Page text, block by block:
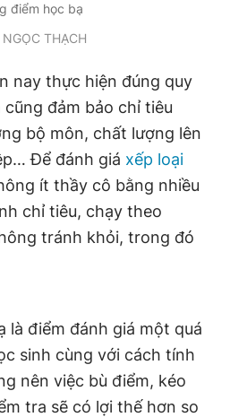
điểm học bạ
THẠCH
nay thực hiện đúng quy
đảm bảo chỉ tiêu
bộ môn, chất lượng lên
Để đánh giá xếp loại
ít thầy cô bằng nhiều
chỉ tiêu, chạy theo
tránh khỏi, trong đó
là điểm đánh giá một quá
sinh cùng với cách tính
nên việc bù điểm, kéo
tra sẽ có lợi thế hơn so